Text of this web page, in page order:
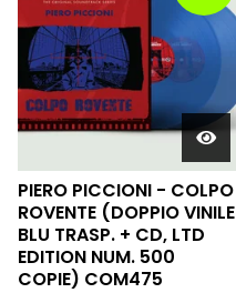
PIERO PICCIONI - COLPO
ROVENTE (DOPPIO VINILE
BLU TRASP. + CD, LTD
EDITION NUM. 500
COPIE) COM475